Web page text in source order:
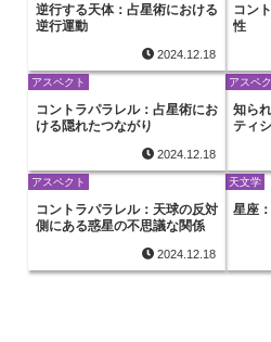
逆行する天体：占星術における
逆行運動
2024.12.18
コン
性
アスペクト
コントラパラレル：占星術にお
ける隠れたつながり
2024.12.18
アスペ
知ら
ティ
アスペクト
コントラパラレル：天球の反対
側にある惑星の不思議な関係
2024.12.18
天文学
星座